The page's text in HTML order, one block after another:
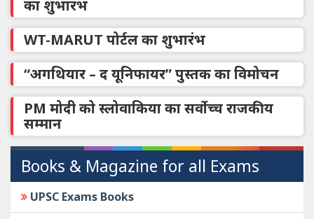
का शुभारंभ
WT-MARUT पोर्टल का शुभारंभ
“अगथियार – द यूनिफायर” पुस्तक का विमोचन
PM मोदी को स्लोवाकिया का सर्वोच्च राजकीय
सम्मान
Books & Magazine for all Exams
UPSC Exams Books